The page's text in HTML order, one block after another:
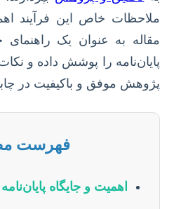
ملاحظات خاص این فرآیند
مقاله به عنوان یک راهنمای
پایان‌نامه را پوشش داده و
پژوهش موفق و باکیفیت در
فهرست
اهمیت و جایگاه پایان‌نامه